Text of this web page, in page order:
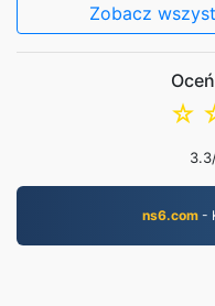
Zobacz
☆
3.3
ns6.com -